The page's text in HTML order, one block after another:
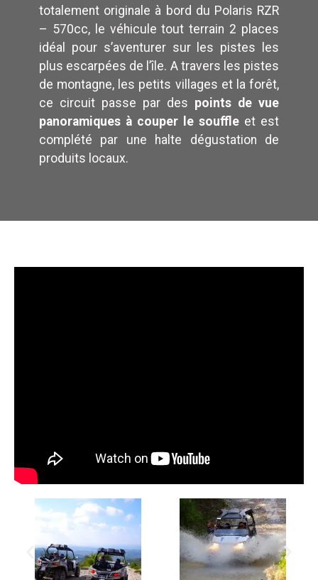
totalement originale à bord du Polaris RZR
– 570cc, le véhicule tout terrain 2 places
idéal pour s’aventurer sur les pistes les
plus escarpées de l’île. A travers les pistes
de montagne, les petits villages et la forêt,
ce circuit passe par des points de vue
panoramiques à couper le souffle et est
complété par une halte dégustation de
produits locaux.